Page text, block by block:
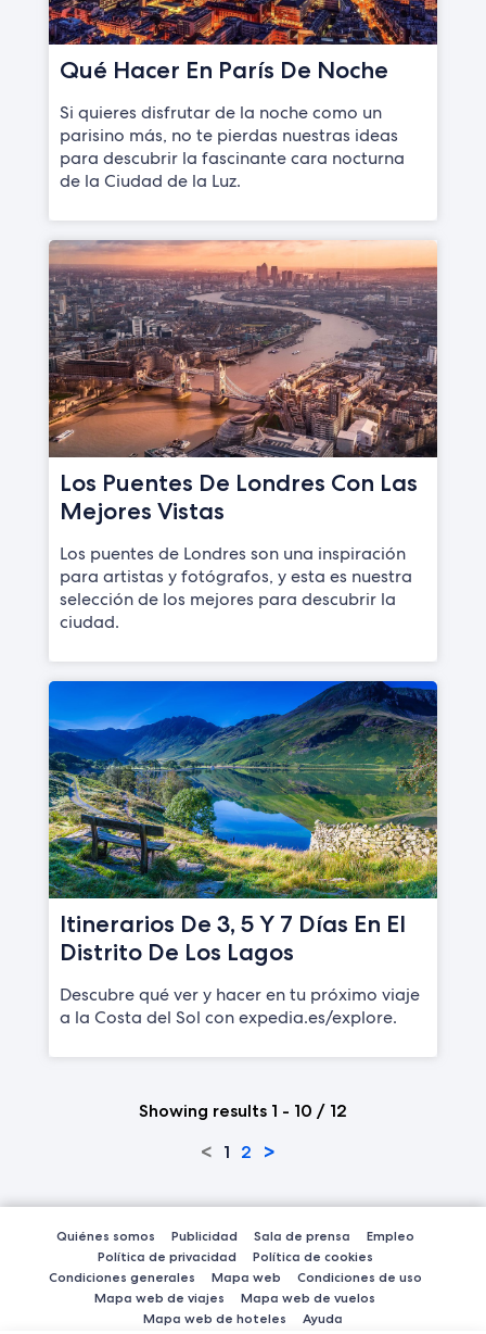
Qué Hacer En París De Noche
Si quieres disfrutar de la noche como un
parisino más, no te pierdas nuestras ideas
para descubrir la fascinante cara nocturna
de la Ciudad de la Luz.
Los Puentes De Londres Con Las
Mejores Vistas
Los puentes de Londres son una inspiración
para artistas y fotógrafos, y esta es nuestra
selección de los mejores para descubrir la
ciudad.
Itinerarios De 3, 5 Y 7 Días En El
Distrito De Los Lagos
Descubre qué ver y hacer en tu próximo viaje
a la Costa del Sol con expedia.es/explore.
Showing results 1 - 10 / 12
< 1 2 >
Quiénes somos Publicidad Sala de prensa
Empleo
Política de privacidad
Política de cookies
Condiciones generales
Mapa web
Condiciones de uso
Mapa web de viajes
Mapa web de vuelos
Mapa web de hoteles
Ayuda